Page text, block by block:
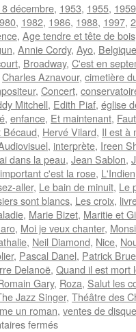
décembre, 1953, 1955, 1959
, 1982, 1986, 1988, 1997,
, Age tendre et tête de bois
, Annie Cordy, Ayo, Belgique
, Broadway, C'est en
Charles Aznavour, cimetière
, Concert,
Mitchell, Edith Piaf, église
, enfance, Et maintenant,
Bécaud, Hervé Vilard, Il est à
, interprète, Ireen
dans la peau, Jean Sablon,
c'est la rose, L'Indien
aller, Le bain de minuit, Le
sont blancs, Les croix,
, Marie Bizet, Maritie et
, Moi je veux chanter,
, Neil Diamond, Nice,
, Pascal Danel, Patrick
Delanoë, Quand il est mort
Gary, Roza, Salut les
Jazz Singer, Théâtre des
un roman, ventes de
ferméssur